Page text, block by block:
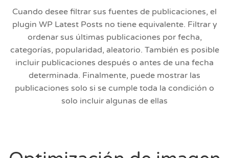
Cuando desee filtrar sus fuentes de publicaciones, el
plugin WP Latest Posts no tiene equivalente. Filtrar y
ordenar sus últimas publicaciones por fecha,
categorías, popularidad, aleatorio. También es posible
incluir publicaciones después o antes de una fecha
determinada. Finalmente, puede mostrar las
publicaciones solo si se cumple toda la condición o
solo incluir algunas de ellas